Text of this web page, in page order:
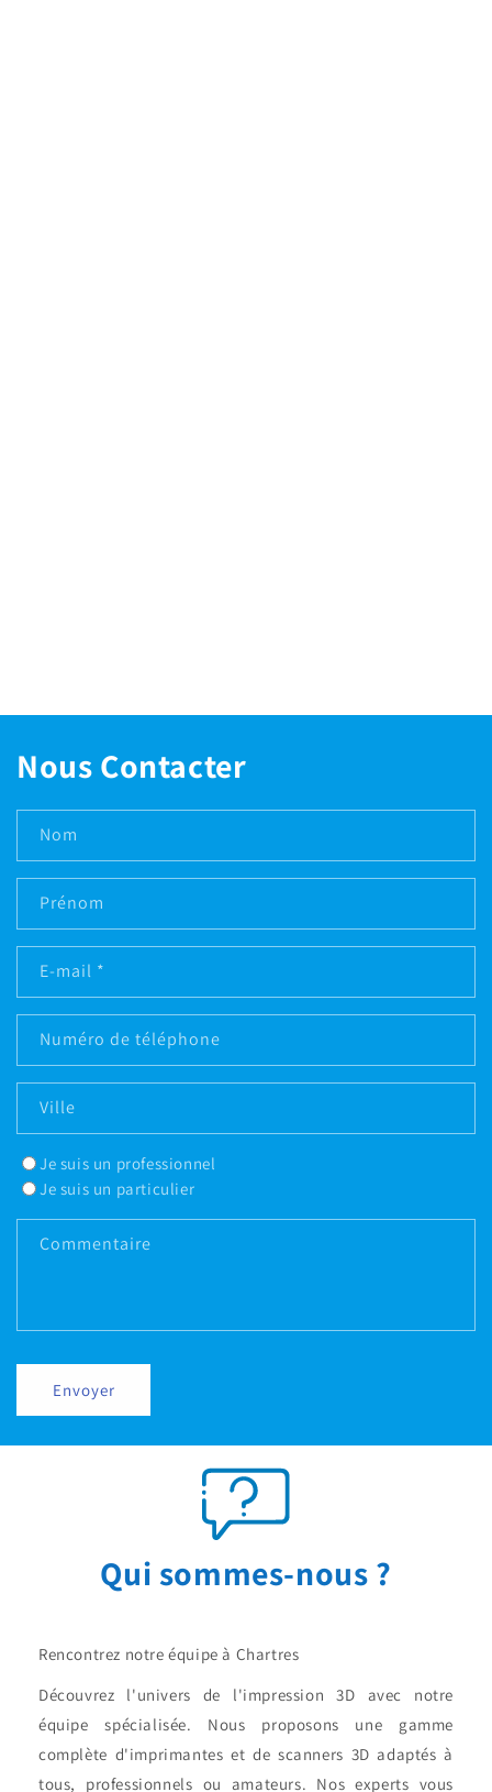
Nous Contacter
Nom
Prénom
E-mail *
Numéro de téléphone
Ville
Je suis un professionnel
Je suis un particulier
Commentaire
Envoyer
Qui sommes-nous ?
Rencontrez notre équipe à Chartres
Découvrez l'univers de l'impression 3D avec notre
équipe spécialisée. Nous proposons une gamme
complète d'imprimantes et de scanners 3D adaptés à
tous, professionnels ou amateurs. Nos experts vous